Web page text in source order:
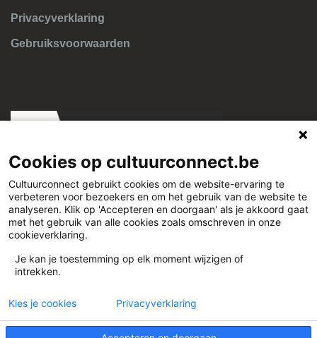
Privacyverklaring
Gebruiksvoorwaarden
Cultuurconnect
www.cultuurconnect.be
Cookies op cultuurconnect.be
Cultuurconnect gebruikt cookies om de website-ervaring te
verbeteren voor bezoekers en om het gebruik van de website te
analyseren. Klik op 'Accepteren en doorgaan' als je akkoord gaat
met het gebruik van alle cookies zoals omschreven in onze
cookieverklaring.
Je kan je toestemming op elk moment wijzigen of
intrekken.
Kies je cookies Privacyverklaring